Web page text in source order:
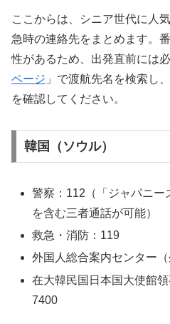
ここからは、シニア世代に人
急時の連絡先をまとめます。
性があるため、出発直前には
ページ 」で渡航先名を検索し
を確認してください。
韓国（ソウル）
警察：112（「ジャパニー
を含む三者通話が可能）
救急・消防：119
外国人総合案内センター
在大韓民国日本国大使館
7400